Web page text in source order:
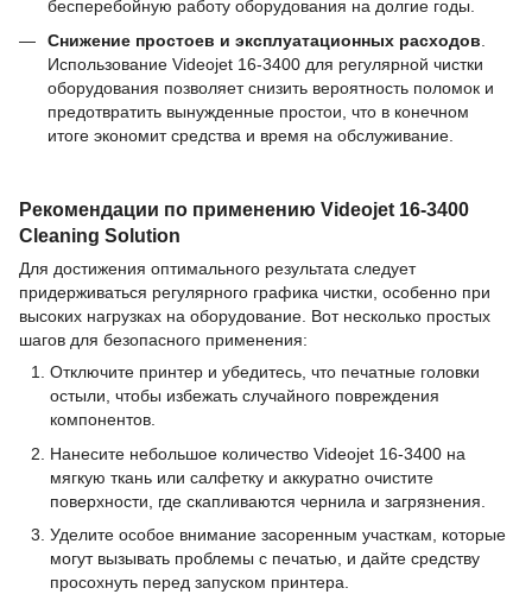
бесперебойную работу оборудования на долгие годы.
Снижение простоев и эксплуатационных расходов
Использование Videojet 16-3400 для регулярной чистки
оборудования позволяет снизить вероятность поломок и
предотвратить вынужденные простои, что в конечном
итоге экономит средства и время на обслуживание.
Рекомендации по применению Videojet 16-3400
Cleaning Solution
Для достижения оптимального результата следует
придерживаться регулярного графика чистки, особенно при
высоких нагрузках на оборудование. Вот несколько простых
шагов для безопасного применения:
Отключите принтер и убедитесь, что печатные головки
остыли, чтобы избежать случайного повреждения
компонентов.
Нанесите небольшое количество Videojet 16-3400 на
мягкую ткань или салфетку и аккуратно очистите
поверхности, где скапливаются чернила и загрязнения.
Уделите особое внимание засоренным участкам, которые
могут вызывать проблемы с печатью, и дайте средству
просохнуть перед запуском принтера.